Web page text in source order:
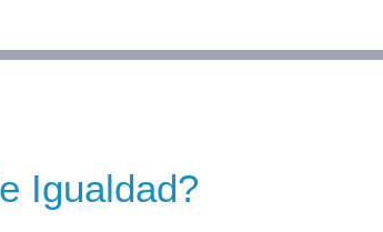
Igualdad?